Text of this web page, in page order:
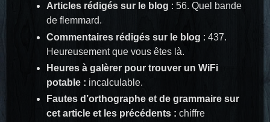
Articles rédigés sur le blog : 56. Quel bande
de flemmard.
Commentaires rédigés sur le blog : 437.
Heureusement que vous êtes là.
Heures à galèrer pour trouver un WiFi
potable : incalculable.
Fautes d’orthographe et de grammaire sur
cet article et les précédents : chiffre